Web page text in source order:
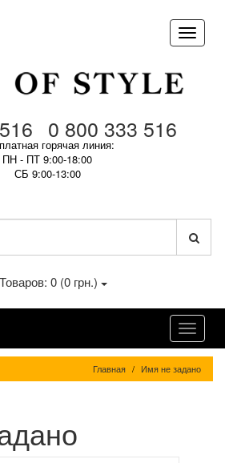
0 800 333 516
горячая линия:
ПН - ПТ 9:00-18:00
СБ 9:00-13:00
Товаров: 0 (0 грн.)
Главная Имя не задано